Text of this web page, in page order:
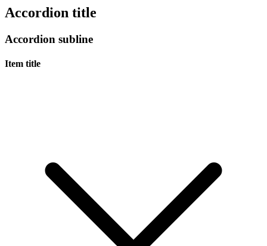
Accordion title
Accordion subline
Item title